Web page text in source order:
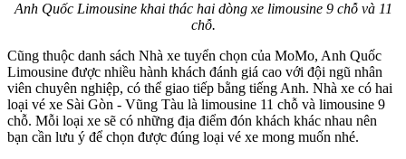
Anh Quốc Limousine khai thác hai dòng xe limousine 9 chỗ và 11
chỗ.
Cũng thuộc danh sách Nhà xe tuyển chọn của MoMo, Anh Quốc
Limousine được nhiều hành khách đánh giá cao với đội ngũ nhân
viên chuyên nghiệp, có thể giao tiếp bằng tiếng Anh. Nhà xe có hai
loại vé xe Sài Gòn - Vũng Tàu là limousine 11 chỗ và limousine 9
chỗ. Mỗi loại xe sẽ có những địa điểm đón khách khác nhau nên
bạn cần lưu ý để chọn được đúng loại vé xe mong muốn nhé.